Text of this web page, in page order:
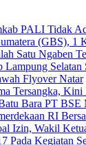
PALI Tidak
(GBS), 1
Satu Ngaben
Flyover Natar
Tersangka,
Bara PT
RI
Izin, Wakil
Pada